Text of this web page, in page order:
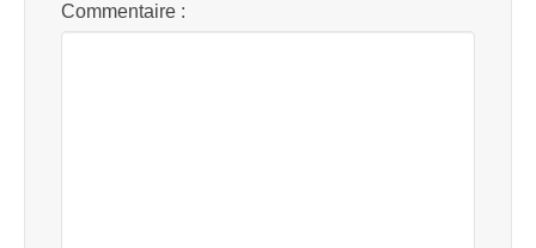
Commentaire :